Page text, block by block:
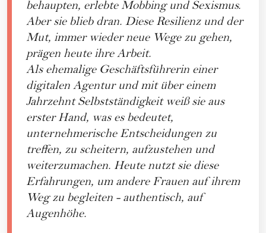
behaupten, erlebte Mobbing und Sexismus.
Aber sie blieb dran. Diese Resilienz und der
Mut, immer wieder neue Wege zu gehen,
prägen heute ihre Arbeit.
Als ehemalige Geschäftsführerin einer
digitalen Agentur und mit über einem
Jahrzehnt Selbstständigkeit weiß sie aus
erster Hand, was es bedeutet,
unternehmerische Entscheidungen zu
treffen, zu scheitern, aufzustehen und
weiterzumachen. Heute nutzt sie diese
Erfahrungen, um andere Frauen auf ihrem
Weg zu begleiten - authentisch, auf
Augenhöhe.